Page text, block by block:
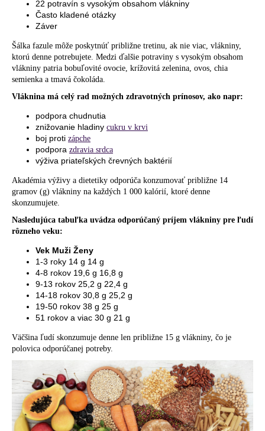
22 potravín s vysokým obsahom vlákniny
Často kladené otázky
Záver
Šálka fazule môže poskytnúť približne tretinu, ak nie viac, vlákniny,
ktorú denne potrebujete. Medzi ďalšie potraviny s vysokým obsahom
vlákniny patria bobuľovité ovocie, krížovitá zelenina, ovos, chia
semienka a tmavá čokoláda.
Vláknina má celý rad možných zdravotných prínosov, ako napr:
podpora chudnutia
znižovanie hladiny cukru v krvi
boj proti zápche
podpora zdravia srdca
výživa priateľských črevných baktérií
Akadémia výživy a dietetiky odporúča konzumovať približne 14
gramov (g) vlákniny na každých 1 000 kalórií, ktoré denne
skonzumujete.
Nasledujúca tabuľka uvádza odporúčaný príjem vlákniny pre ľudí
rôzneho veku:
Vek Muži Ženy
1-3 roky 14 g 14 g
4-8 rokov 19,6 g 16,8 g
9-13 rokov 25,2 g 22,4 g
14-18 rokov 30,8 g 25,2 g
19-50 rokov 38 g 25 g
51 rokov a viac 30 g 21 g
Väčšina ľudí skonzumuje denne len približne 15 g vlákniny, čo je
polovica odporúčanej potreby.
t
e
n
á
j
č
a
m
e